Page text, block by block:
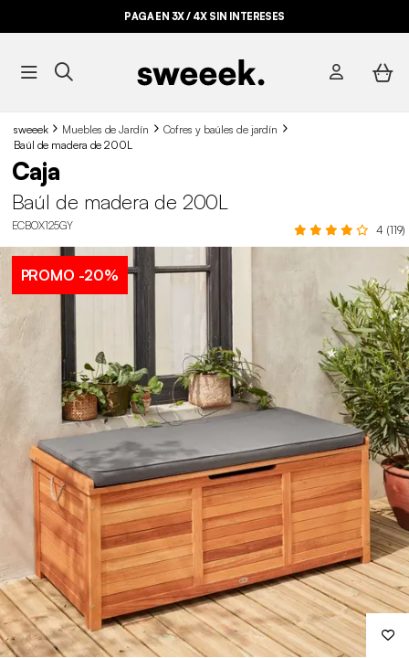
PAGA EN 3X / 4X SIN INTERESES
sweeek Muebles de Jardín
Cofres y baúles de jardín
Baúl de madera de 200L
Caja
Baúl de madera de 200L
ECBOX125GY 4 (119)
PROMO -20%